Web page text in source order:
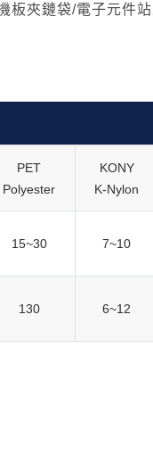
板夾鏈袋/電子元件
PET
Polyester
KONY
K-Nylon
15~30 7~10
130 6~12